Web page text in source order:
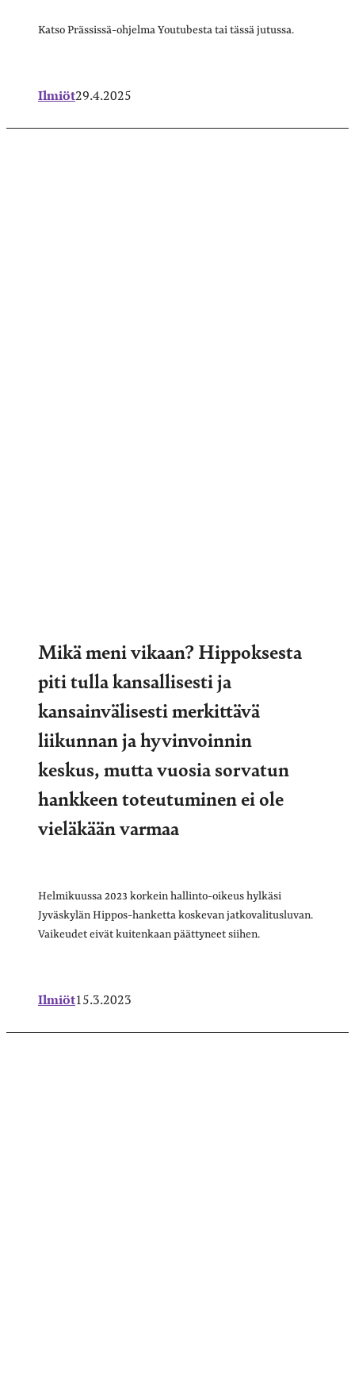
Katso Prässissä-ohjelma Youtubesta tai tässä jutussa.
Ilmiöt29.4.2025
Mikä meni vikaan? Hippoksesta
piti tulla kansallisesti ja
kansainvälisesti merkittävä
liikunnan ja hyvinvoinnin
keskus, mutta vuosia sorvatun
hankkeen toteutuminen ei ole
vieläkään varmaa
Helmikuussa 2023 korkein hallinto-oikeus hylkäsi
Jyväskylän Hippos-hanketta koskevan jatkovalitusluvan.
Vaikeudet eivät kuitenkaan päättyneet siihen.
Ilmiöt15.3.2023